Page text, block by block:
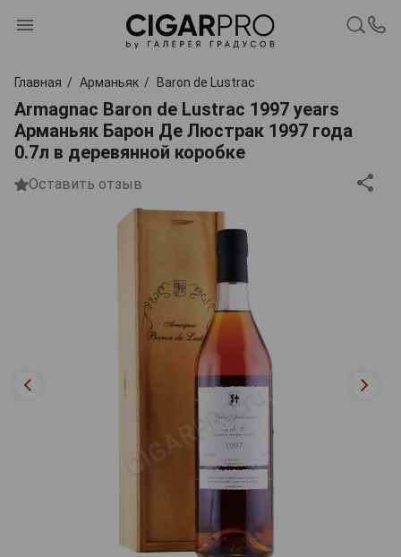
Главная Арманьяк Baron de Lustrac
Armagnac Baron de Lustrac 1997 years
Арманьяк Барон Де Люстрак 1997 года
0.7л в деревянной коробке
Оставить отзыв